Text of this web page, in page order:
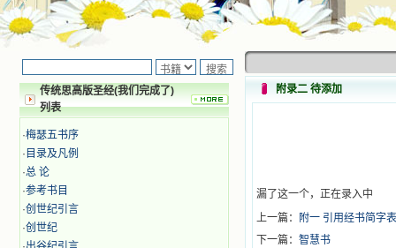
传统思高版圣经(我们完成了)
列表
·梅瑟五书序
· 目录及凡例
·总 论
·参考书目
·创世纪引言
·创世纪
附录二 待添加
漏了这一个，正在录入中
上一篇：
附一 引用经书简字表
下一篇： 智慧书